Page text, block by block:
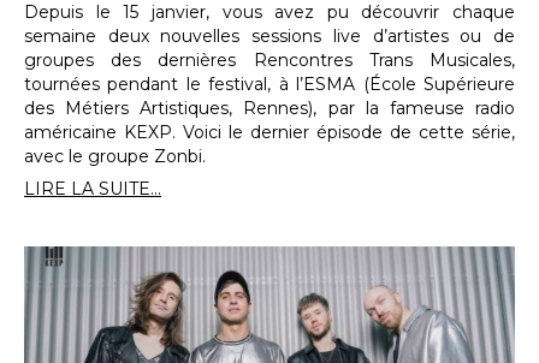
Depuis le 15 janvier, vous avez pu découvrir chaque
semaine deux nouvelles sessions live d’artistes ou de
groupes des dernières Rencontres Trans Musicales,
tournées pendant le festival, à l’ESMA (École Supérieure
des Métiers Artistiques, Rennes), par la fameuse radio
américaine KEXP. Voici le dernier épisode de cette série,
avec le groupe Zonbi.
LIRE LA SUITE...